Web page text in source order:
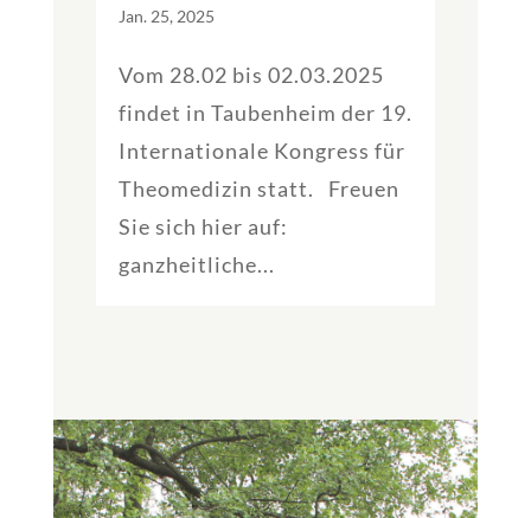
Jan. 25, 2025
Vom 28.02 bis 02.03.2025
findet in Taubenheim der 19.
Internationale Kongress für
Theomedizin statt. Freuen
Sie sich hier auf:
ganzheitliche...